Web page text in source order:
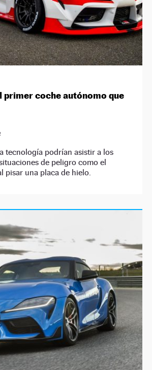
primer coche autónomo que
tecnología podrían asistir a los
de peligro como el
pisar una placa de hielo.